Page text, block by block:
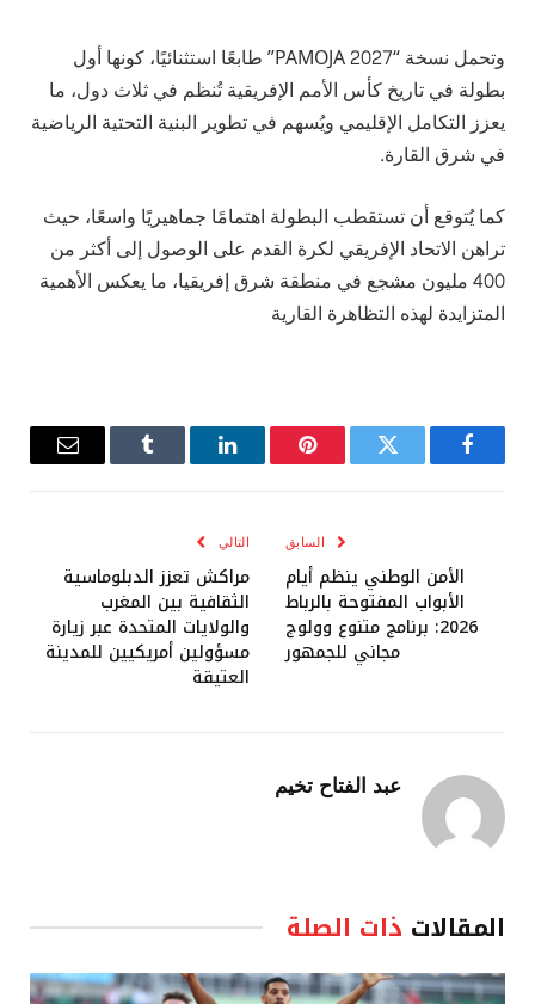
وتحمل نسخة “PAMOJA 2027” طابعًا استثنائيًا، كونها أول
بطولة في تاريخ كأس الأمم الإفريقية تُنظم في ثلاث دول، ما
يعزز التكامل الإقليمي ويُسهم في تطوير البنية التحتية الرياضية
في شرق القارة.
كما يُتوقع أن تستقطب البطولة اهتمامًا جماهيريًا واسعًا، حيث
تراهن الاتحاد الإفريقي لكرة القدم على الوصول إلى أكثر من
400 مليون مشجع في منطقة شرق إفريقيا، ما يعكس الأهمية
المتزايدة لهذه التظاهرة القارية
فيسبوك تويتر بينتيريستلينكدإن Tumblr
البريد
السابق
الأمن الوطني ينظم أيام
الأبواب المفتوحة بالرباط
2026: برنامج متنوع وولوج
مجاني للجمهور
التالي
مراكش تعزز الدبلوماسية
الثقافية بين المغرب
والولايات المتحدة عبر زيارة
مسؤولين أمريكيين للمدينة
العتيقة
عبد الفتاح تخيم
المقالات ذات الصلة